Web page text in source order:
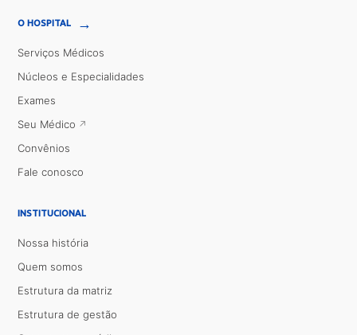
O HOSPITAL →
Serviços Médicos
Núcleos e Especialidades
Exames
Seu Médico
Convênios
Fale conosco
INSTITUCIONAL
Nossa história
Quem somos
Estrutura da matriz
Estrutura de gestão